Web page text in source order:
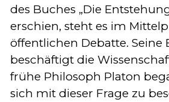
des Buches „Die
erschien, steht es im
öffentlichen Debatte. Seine
beschäftigt die
frühe Philosoph Platon
sich mit dieser Frage zu